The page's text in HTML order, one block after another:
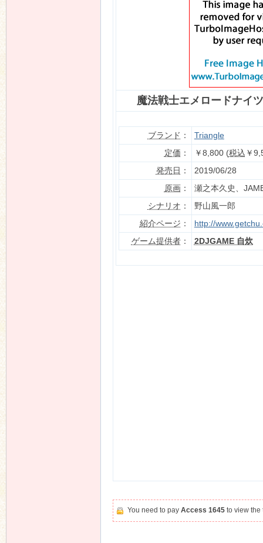
魔法戦士エメロードナイ
ブランド ：
Triangle
定価 ： ￥8,800 (税込 ￥
発売日 ：
2019/06/28
原画：
瀬之本久史、
シナリオ ：
野山風一郎
紹介ページ ：
http://
ゲーム提供者： 2DJGAME 自炊
You need to pay Access 1645 to view the